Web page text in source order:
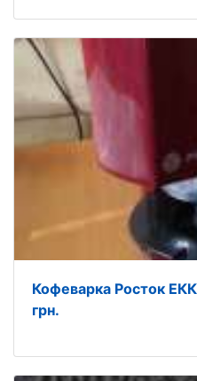
Кофеварка Росток
грн.